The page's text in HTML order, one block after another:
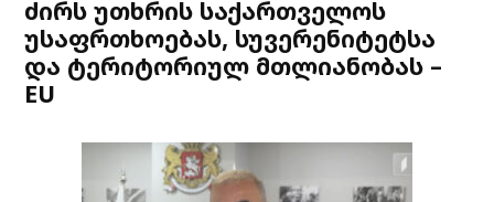
ძირს უთხრის საქართველოს
უსაფრთხოებას, სუვერენიტეტსა
და ტერიტორიულ მთლიანობას –
EU